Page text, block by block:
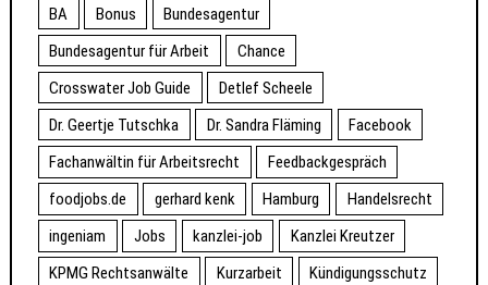
BA
Bonus
Bundesagentur
Bundesagentur für Arbeit
Chance
Crosswater Job Guide
Detlef Scheele
Dr. Geertje Tutschka
Dr. Sandra Fläming
Facebook
Fachanwältin für Arbeitsrecht
Feedbackgespräch
foodjobs.de
gerhard kenk Hamburg
Handelsrecht
ingeniam
Jobs kanzlei-job
Kanzlei Kreutzer
KPMG Rechtsanwälte
Kurzarbeit
Kündigungsschutz